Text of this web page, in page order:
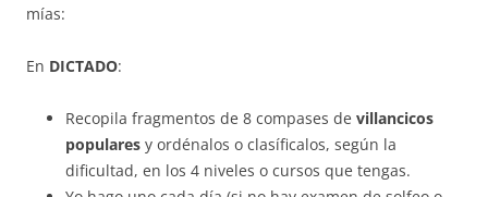
mías:
En DICTADO:
Recopila fragmentos de 8 compases de villancicos
populares y ordénalos o clasíficalos, según la
dificultad, en los 4 niveles o cursos que tengas.